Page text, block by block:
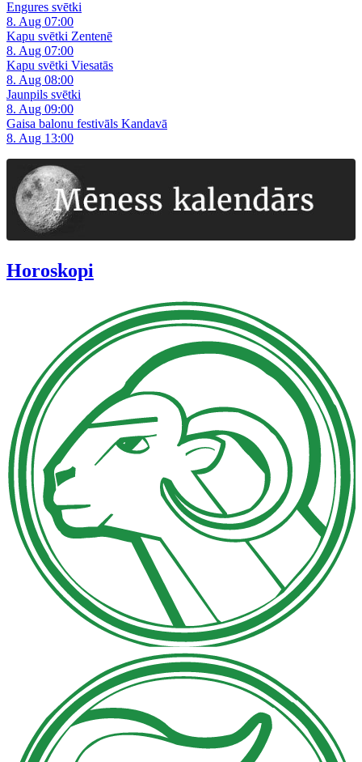
Engures svētki
8. Aug 07:00
Kapu svētki Zentenē
8. Aug 07:00
Kapu svētki Viesatās
8. Aug 08:00
Jaunpils svētki
8. Aug 09:00
Gaisa balonu festivāls Kandavā
8. Aug 13:00
Horoskopi